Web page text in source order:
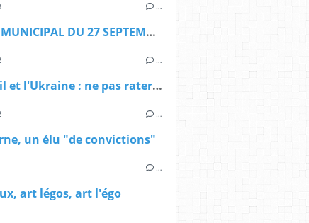
…
CONSEIL MUNICIPAL DU 27 SEPTEMBRE : DE PETITE POLITIQUE
…
Montreuil et l'Ukraine : ne pas rater Lamarche
…
un élu "de convictions"
…
art légos, art l'égo